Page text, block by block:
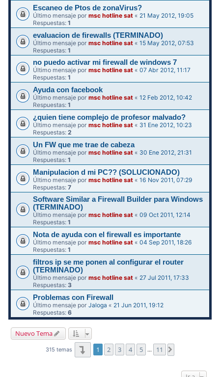
Escaneo de Ptos de zonaVirus?
Último mensaje pormsc hotline sat « 21 May 2012, 19:05
Respuestas:1
evaluacion de firewalls (TERMINADO)
Último mensaje pormsc hotline sat «15 May 2012, 07:53
Respuestas:1
no puedo activar mi firewall de windows 7
Último mensaje pormsc hotline sat «07 Abr 2012, 11:17
Respuestas:1
Ayuda con facebook
Último mensaje pormsc hotline sat «12 Feb 2012, 10:42
Respuestas:1
¿quien tiene complejo de profesor malvado?
Último mensaje pormsc hotline sat « 31 Ene 2012, 10:23
Respuestas:2
Un FW que me trae de cabeza
Último mensaje pormsc hotline sat « 30 Ene 2012, 21:31
Respuestas:1
Manipulacion d mi PC?? (SOLUCIONADO)
Último mensaje pormsc hotline sat «16 Nov 2011, 07:29
Respuestas:7
Software Similar a Firewall Builder para Windows
(TERMINADO)
Último mensaje pormsc hotline sat «09 Oct 2011, 12:14
Respuestas:1
Nota de ayuda con el firewall es importante
Último mensaje pormsc hotline sat «04 Sep 2011, 18:26
Respuestas:1
filtros ip se me ponen al configurar el router
(TERMINADO)
Último mensaje pormsc hotline sat « 27 Jul 2011, 17:33
Respuestas: 3
Problemas con Firewall
Último mensaje porJaloga « 21 Jun 2011, 19:12
Respuestas:6
Nuevo Tema
315 temas Página1 de 11
1 2 3 4 5 … 11